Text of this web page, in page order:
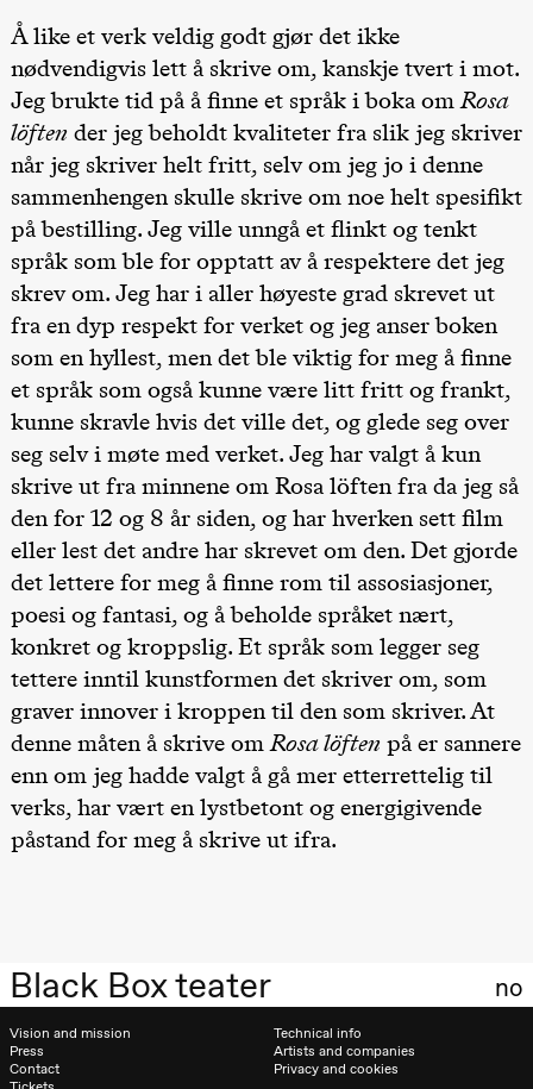
Friday, 18 September
20:00
Pinquins &
Kjersti Alm
Eriksen
Hi sida
Store scene
(Black Box
teater)
Saturday, 19 September
18:00
Pinquins &
Kjersti Alm
Eriksen
Store scene
teater)
Friday, 25 September
19:00
Rosalind
Goldberg
Ornate
Saturation
Store scene
(Black Box
teater)
Saturday, 26 September
19:00
Rosalind
Goldberg
Ornate
Saturation
Store scene
(Black Box
Sunday, 27 September
19:00
Rosalind
Thursday, 1 October
19:00
Lucy &
Black Box teater no
Å like et verk veldig godt gjør det ikke
nødvendigvis lett å skrive om, kanskje tvert i mot.
Jeg brukte tid på å finne et språk i boka omRosa
löftender jeg beholdt kvaliteter fra slik jeg skriver
når jeg skriver helt fritt, selv om jeg jo i denne
sammenhengen skulle skrive om noe helt spesifikt
på bestilling. Jeg ville unngå et flinkt og tenkt
språk som ble for opptatt av å respektere det jeg
skrev om. Jeg har i aller høyeste grad skrevet ut
fra en dyp respekt for verket og jeg anser boken
som en hyllest, men det ble viktig for meg å finne
et språk som også kunne være litt fritt og frankt,
kunne skravle hvis det ville det, og glede seg over
seg selv i møte med verket. Jeg har valgt å kun
skrive ut fra minnene om Rosa löften fra da jeg så
den for 12 og 8 år siden, og har hverken sett film
eller lest det andre har skrevet om den. Det gjorde
det lettere for meg å finne rom til assosiasjoner,
poesi og fantasi, og å beholde språket nært,
konkret og kroppslig. Et språk som legger seg
tettere inntil kunstformen det skriver om, som
graver innover i kroppen til den som skriver. At
denne måten å skrive omRosa löftenpå er sannere
enn om jeg hadde valgt å gå mer etterrettelig til
verks, har vært en lystbetont og energigivende
påstand for meg å skrive ut ifra.
Vision and mission
Press
Contact
Technical info
Artists and companies
Privacy and cookies